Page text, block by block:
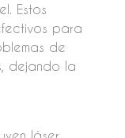
Estos
para
de
dejando la
láser